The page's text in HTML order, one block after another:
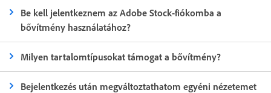
Be kell jelentkeznem az Adobe Stock-fiókomba a
bővítmény használatához?
Milyen tartalomtípusokat támogat a bővítmény?
Bejelentkezés után megváltoztathatom egyéni nézetemet